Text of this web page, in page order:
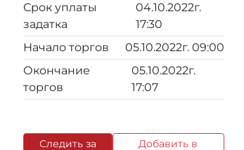
Срок уплаты
задатка
04.10.2022г.
17:30
Начало торгов
05.10.2022г. 09:00
Окончание
торгов
05.10.2022г.
17:07
Следить за
Добавить в